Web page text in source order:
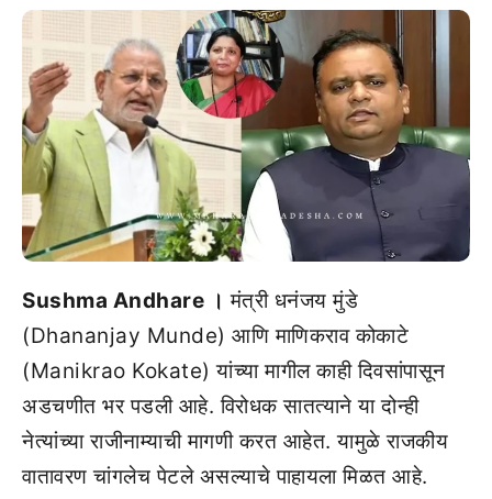
Sushma Andhare । मंत्री धनंजय मुंडे
(Dhananjay Munde) आणि माणिकराव कोकाटे
(Manikrao Kokate) यांच्या मागील काही दिवसांपासून
अडचणीत भर पडली आहे. विरोधक सातत्याने या दोन्ही
नेत्यांच्या राजीनाम्याची मागणी करत आहेत. यामुळे राजकीय
वातावरण चांगलेच पेटले असल्याचे पाहायला मिळत आहे.